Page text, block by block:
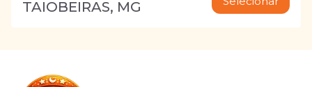
TAIOBEIRAS, MG